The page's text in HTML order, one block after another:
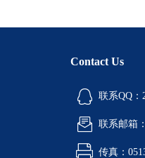
Contact Us
联系QQ：
联系邮箱
传真：